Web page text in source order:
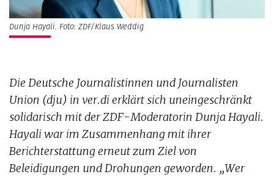
Dunja Hayali. Foto: ZDF/Klaus Weddig
Die Deutsche Journalistinnen und Journalisten
Union (dju) in ver.di erklärt sich uneingeschränkt
solidarisch mit der ZDF-Moderatorin Dunja Hayali.
Hayali war im Zusammenhang mit ihrer
Berichterstattung erneut zum Ziel von
Beleidigungen und Drohungen geworden. „Wer